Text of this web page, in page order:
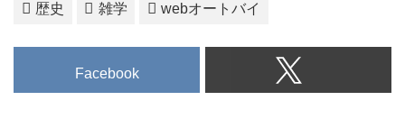
歴史 雑学 webオートバイ
Facebook